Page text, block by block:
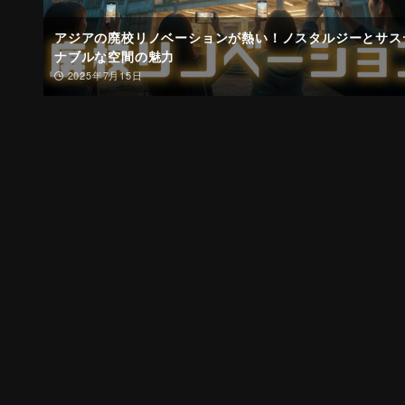
アジアの廃校リノベーションが熱い！ノスタルジーとサ
ナブルな空間の魅力
2025年7月15日